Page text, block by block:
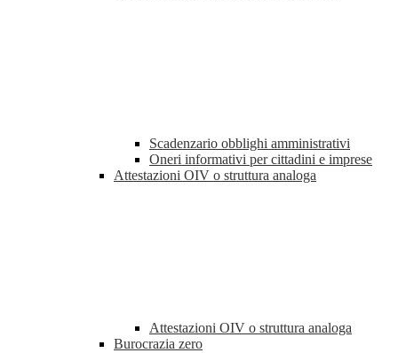
Scadenzario obblighi amministrativi
Oneri informativi per cittadini e imprese
Attestazioni OIV o struttura analoga
Attestazioni OIV o struttura analoga
Burocrazia zero